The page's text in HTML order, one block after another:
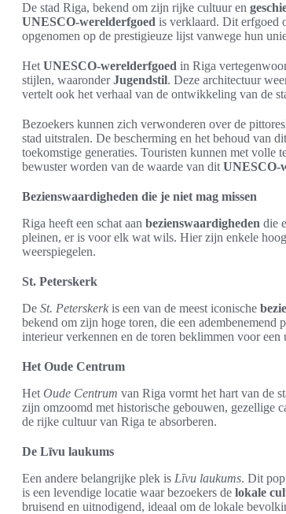
De stad Riga, bekend om zijn rijke cultuur en
UNESCO-werelderfgoed is verklaard. Dit erfgoed
opgenomen op de prestigieuze lijst vanwege hun
Het UNESCO-werelderfgoed in Riga
stijlen, waaronderJugendstil. Deze architectuur
vertelt ook het verhaal van de ontwikkeling van de
Bezoekers kunnen zich verwonderen over de
stad uitstralen. De bescherming en het behoud van
toekomstige generaties. Touristen kunnen met volle
bewuster worden van de waarde van dit UNESCO-
Bezienswaardigheden die je niet mag missen
Riga heeft een schat aan bezienswaardigheden die
pleinen, er is voor elk wat wils. Hier zijn enkele
weerspiegelen.
St. Peterskerk
De St. Peterskerk is een van de meest iconische
bekend om zijn hoge toren, die een adembenemend
interieur verkennen en de toren beklimmen voor een
Het Oude Centrum
Het Oude Centrum van Riga vormt het hart van de
zijn omzoomd met historische gebouwen, gezellige
de rijke cultuur van Riga te absorberen.
De Līvu laukums
Een andere belangrijke plek is Līvu laukums. Dit
is een levendige locatie waar bezoekers de lokale
bruisend en uitnodigend, ideaal om de lokale